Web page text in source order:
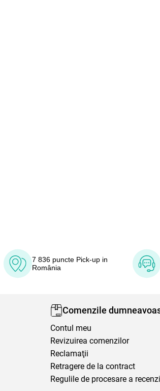
7 836 puncte Pick-up in
România
Comenzile
Contul meu
Revizuirea comenzilor
Reclamaţii
Retragere de la contract
Regulile de procesare a